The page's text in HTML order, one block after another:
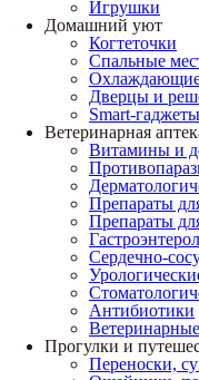
Игрушки
Домашний уют
Когтеточки
Спальные
Охлаждающие
Дверцы и
Smart-гаджеты
Ветеринарная
Витамины и
Препараты
Препараты
Сердечно-
Антибиотики
Прогулки и
Переноски,